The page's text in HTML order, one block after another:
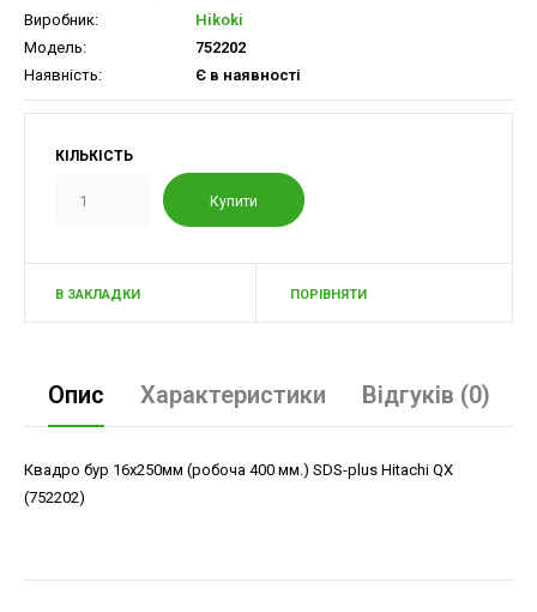
Виробник:
Hikoki
Модель:
752202
Наявність:
Є в наявності
КІЛЬКІСТЬ
В ЗАКЛАДКИ ПОРІВНЯТИ
Опис Характеристики Відгуків (0)
Квадро бур 16х250мм (робоча 400 мм.) SDS-plus Hitachi QX
(752202)